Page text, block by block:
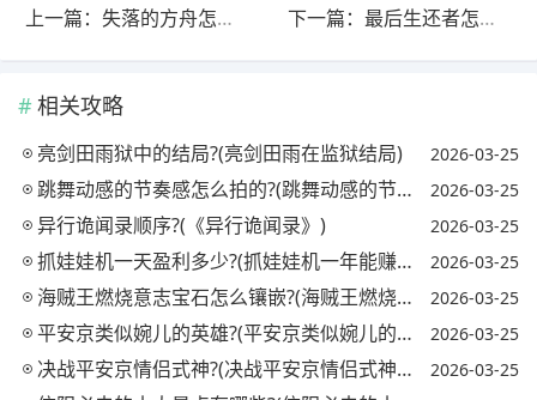
上一篇：失落的方舟怎么玩俄服?(失落的方舟怎么玩俄服游戏) 下一篇：最后生还者怎么不更新了?(最后生还者为什么下架)
相关攻略
亮剑田雨狱中的结局?(亮剑田雨在监狱结局) 2026-03-25
跳舞动感的节奏感怎么拍的?(跳舞动感的节奏感怎么拍的视频) 2026-03-25
异行诡闻录顺序?(《异行诡闻录》) 2026-03-25
抓娃娃机一天盈利多少?(抓娃娃机一年能赚多少钱) 2026-03-25
海贼王燃烧意志宝石怎么镶嵌?(海贼王燃烧意志宝石镶嵌攻略) 2026-03-25
平安京类似婉儿的英雄?(平安京类似婉儿的英雄名字) 2026-03-25
决战平安京情侣式神?(决战平安京情侣式神怎么获得) 2026-03-25